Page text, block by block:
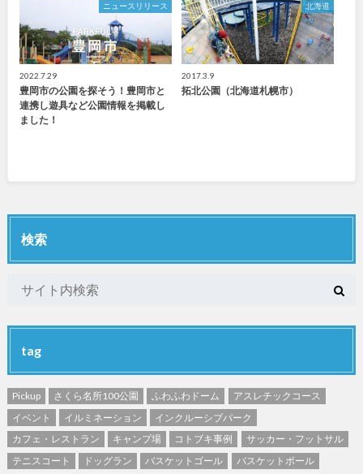
ニュースリリース
2022.7.29
豊岡市の公園を探そう！豊岡市と
連携し遊具など公園情報を掲載し
ました！
北海道
2017.3.9
拓北公園（北海道札幌市）
検索
tag
Pickup さくら名所100公園 ふわふわドーム
アスレチックコース
イベント
イルミネーション
インクルーシブパーク
カフェ・レストラン
キャンプ場 コトブキ事例
サッカー・フットサル
テニスコート
ドッグラン バスケットゴール バスケットボール